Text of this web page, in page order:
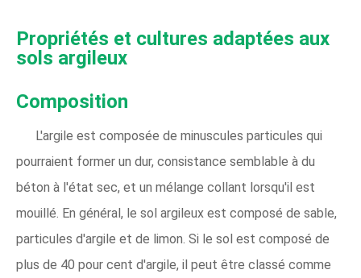
Propriétés et cultures adaptées aux
sols argileux
Composition
L'argile est composée de minuscules particules qui
pourraient former un dur, consistance semblable à du
béton à l'état sec, et un mélange collant lorsqu'il est
mouillé. En général, le sol argileux est composé de sable,
particules d'argile et de limon. Si le sol est composé de
plus de 40 pour cent d'argile, il peut être classé comme